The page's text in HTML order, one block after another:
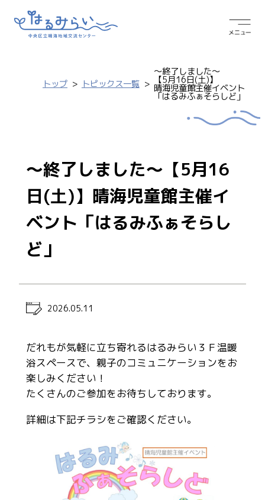
トップ トピックス一覧
～終了しました～
【5月16日(土)】
晴海児童館主催イベント
「はるみふぁそらしど」
～終了しました～【5月16
日(土)】晴海児童館主催イ
ベント「はるみふぁそらし
ど」
2026.05.11
だれもが気軽に立ち寄れるはるみらい３Ｆ温暖
浴スペースで、親子のコミュニケーションをお
楽しみください！
たくさんのご参加をお待ちしております。
詳細は下記チラシをご確認ください。